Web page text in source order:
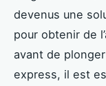
devenus une
pour obtenir de
avant de
express, il est